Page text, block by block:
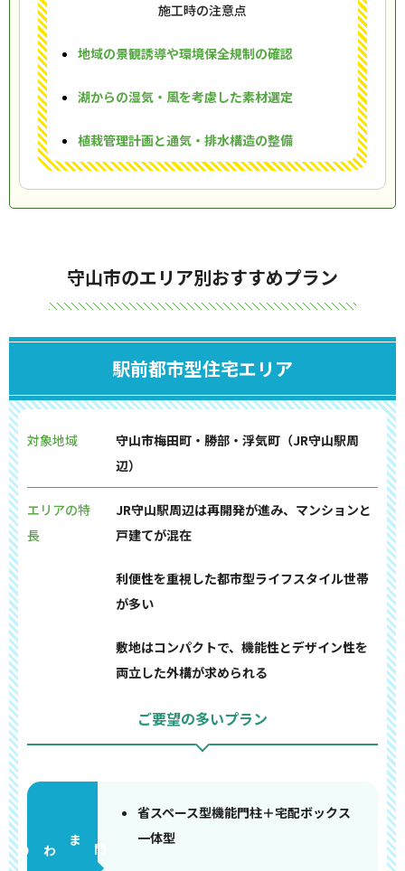
施工時の注意点
地域の景観誘導や環境保全規制の確認
湖からの湿気・風を考慮した素材選定
植栽管理計画と通気・排水構造の整備
守山市のエリア別おすすめプラン
駅前都市型住宅エリア
対象地域
守山市梅田町・勝部・浮気町（JR守山駅周
辺）
エリアの特
長
JR守山駅周辺は再開発が進み、マンションと
戸建てが混在
利便性を重視した都市型ライフスタイル世帯
が多い
敷地はコンパクトで、機能性とデザイン性を
両立した外構が求められる
ご要望の多いプラン
門まわり
省スペース型機能門柱＋宅配ボックス
一体型